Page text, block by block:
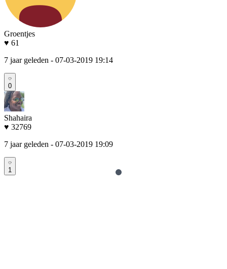
Groentjes
♥ 61
7 jaar geleden - 07-03-2019 19:14
0
Shahaira
♥ 32769
7 jaar geleden - 07-03-2019 19:09
1